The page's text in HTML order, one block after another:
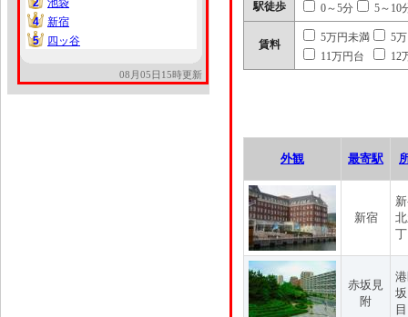
2
2
池袋
4
4
新宿
5
5 四ッ谷
08月05日15時更新
駅徒歩 0～5分 5～10
賃料
5万円未満
5
11万円台
12
外観 最寄駅
新宿
赤坂見
附
目